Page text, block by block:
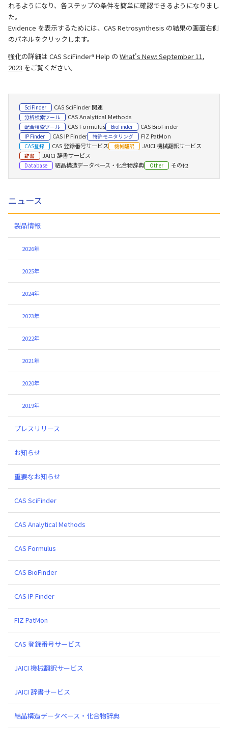
れるようになり、各ステップの条件を簡単に確認できるようになりまし
た。
Evidence を表示するためには、CAS Retrosynthesis の結果の画面右側
のパネルをクリックします。
強化の詳細は CAS SciFinderⁿ Help のWhat's New: September 11,
2023 をご覧ください。
SciFinder CAS SciFinder 関連
分析検索ツール CAS Analytical Methods
配合検索ツール CAS Formulus BioFinder CAS BioFinder
IP Finder CAS IP Finder 特許モニタリング FIZ PatMon
CAS登録 CAS 登録番号サービス 機械翻訳 JAICI 機械翻訳サービス
辞書 JAICI 辞書サービス
Database 結晶構造データベース・化合物辞典 Other その他
ニュース
製品情報
2026年
2025年
2024年
2023年
2022年
2021年
2020年
2019年
プレスリリース
お知らせ
重要なお知らせ
CAS SciFinder
CAS Analytical Methods
CAS Formulus
CAS BioFinder
CAS IP Finder
FIZ PatMon
CAS 登録番号サービス
JAICI 機械翻訳サービス
JAICI 辞書サービス
結晶構造データベース・化合物辞典